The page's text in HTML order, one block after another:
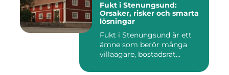
Fukt i Stenungsund:
Orsaker, risker och smarta
lösningar
Fukt i Stenungsund är ett
ämne som berör många
villaägare, bostadsrät...